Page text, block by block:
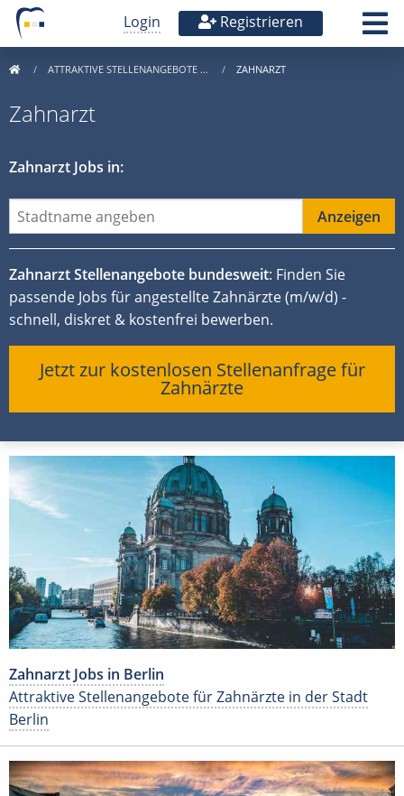
Login Registrieren
ATTRAKTIVE STELLENANGEBOTE … ZAHNARZT
Zahnarzt
Zahnarzt Jobs in:
Zahnarzt Stellenangebote bundesweit: Finden Sie
passende Jobs für angestellte Zahnärzte (m/w/d) -
schnell, diskret & kostenfrei bewerben.
Jetzt zur kostenlosen Stellenanfrage für
Zahnärzte
Zahnarzt Jobs in Berlin
Attraktive Stellenangebote für Zahnärzte in der Stadt
Berlin